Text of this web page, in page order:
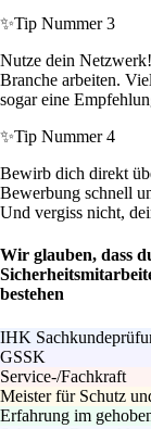
✨Tip Nummer 3
Nutze dein
Branche arbeiten.
sogar eine
✨Tip Nummer 4
Bewirb dich direkt
Bewerbung schnell
Und vergiss nicht,
Wir glauben, dass
bestehen
IHK
GSSK
Service-/Fachkraft
Meister für Schutz
Erfahrung im